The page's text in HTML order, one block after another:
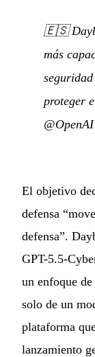
🇪🇸
más
proteger
El objetivo
defensa
defensa”.
GPT-5.5-
un enfoque
solo de un
plataforma
lanzamiento